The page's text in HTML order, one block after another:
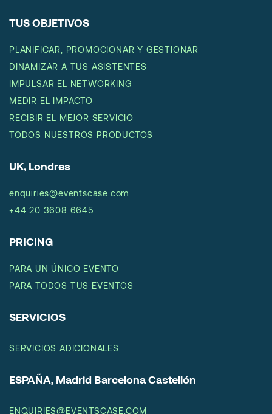
TUS OBJETIVOS
PLANIFICAR, PROMOCIONAR Y GESTIONAR
DINAMIZAR A TUS ASISTENTES
IMPULSAR EL NETWORKING
MEDIR EL IMPACTO
RECIBIR EL MEJOR SERVICIO
TODOS NUESTROS PRODUCTOS
UK, Londres
enquiries@eventscase.com
+44 20 3608 6645
PRICING
PARA UN ÚNICO EVENTO
PARA TODOS TUS EVENTOS
SERVICIOS
SERVICIOS ADICIONALES
ESPAÑA, Madrid Barcelona Castellón
ENQUIRIES@EVENTSCASE.COM